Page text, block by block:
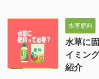
水草肥料
水草に
イミン
紹介